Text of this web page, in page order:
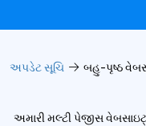
અપડેટ સૂચિ બહુ-પૃષ્ઠ
અમારી મલ્ટી પેજીસ